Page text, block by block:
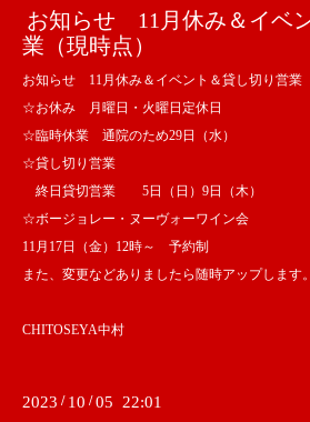
お知らせ 11月休み＆イベ
業（現時点）
お知らせ 11月休み＆イベント＆貸し切り営業
☆お休み 月曜日・火曜日定休日
☆臨時休業 通院のため29日（水）
☆貸し切り営業
終日貸切営業 5日（日）9日（木）
☆ボージョレー・ヌーヴォーワイン会
11月17日（金）12時～ 予約制
また、変更などありましたら随時アップします。
CHITOSEYA中村
2023 / 10 /05 22:01